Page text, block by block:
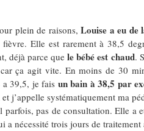
plein de raisons,Louise a eu de
fièvre. Elle est rarement à 38,5
déjà parce quele bébé est chaud.
ça agit vite. En moins de 30
a 39,5, je fais un bain à 38,5 par
et j’appelle systématiquement ma
pas de consultation. Elle a
a nécessité trois jours de